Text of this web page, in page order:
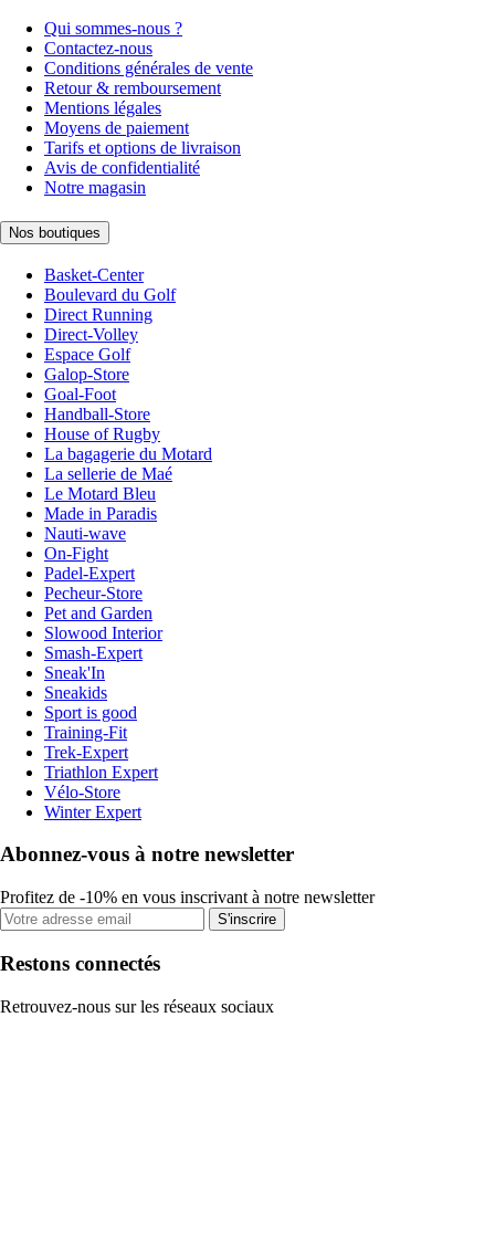
Qui sommes-nous ?
Contactez-nous
Conditions générales de vente
Retour & remboursement
Mentions légales
Moyens de paiement
Tarifs et options de livraison
Avis de confidentialité
Notre magasin
Nos boutiques
Basket-Center
Boulevard du Golf
Direct Running
Direct-Volley
Espace Golf
Galop-Store
Goal-Foot
Handball-Store
House of Rugby
La bagagerie du Motard
La sellerie de Maé
Le Motard Bleu
Made in Paradis
Nauti-wave
On-Fight
Padel-Expert
Pecheur-Store
Pet and Garden
Slowood Interior
Smash-Expert
Sneak'In
Sneakids
Sport is good
Training-Fit
Trek-Expert
Triathlon Expert
Vélo-Store
Winter Expert
Abonnez-vous à notre newsletter
Profitez de -10% en vous inscrivant à notre newsletter
S'inscrire
Restons connectés
Retrouvez-nous sur les réseaux sociaux